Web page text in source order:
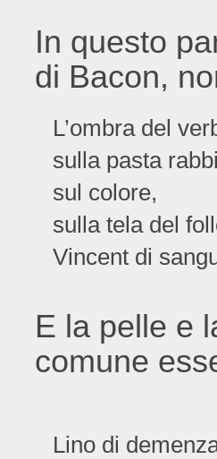
In questo
di Bacon,
L’ombra del
sulla pasta
sul colore,
sulla tela del
Vincent di
E la pelle e
comune
Lino di